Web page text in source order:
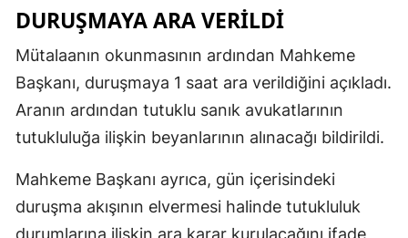
DURUŞMAYA ARA VERILDI
Mütalaanın okunmasının ardından Mahkeme
Başkanı, duruşmaya 1 saat ara verildiğini açıkladı.
Aranın ardından tutuklu sanık avukatlarının
tutukluluğa ilişkin beyanlarının alınacağı bildirildi.
Mahkeme Başkanı ayrıca, gün içerisindeki
duruşma akışının elvermesi halinde tutukluluk
durumlarına ilişkin ara karar kurulacağını ifade